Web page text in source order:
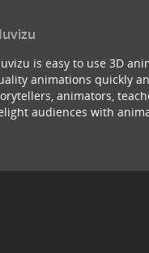
is easy to use 3D
animations quickly
animators,
audiences with